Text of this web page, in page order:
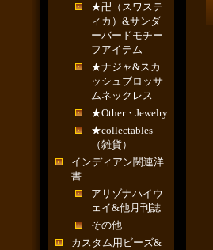
★卍（スワステ
ィカ）&サンダ
ーバードモチー
フアイテム
★ナジャ&スカ
ッシュブロッサ
ムネックレス
★Other・Jewelry
★collectables
（雑貨）
インディアン関連洋
書
アリゾナハイウ
ェイ&他月刊誌
その他
カスタム用ビーズ&